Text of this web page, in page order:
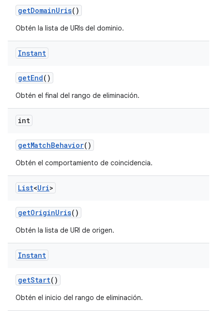
getDomainUris()
Obtén la lista de URIs del dominio.
Instant
getEnd()
Obtén el final del rango de eliminación.
int
getMatchBehavior()
Obtén el comportamiento de coincidencia.
List<Uri>
getOriginUris()
Obtén la lista de URI de origen.
Instant
getStart()
Obtén el inicio del rango de eliminación.